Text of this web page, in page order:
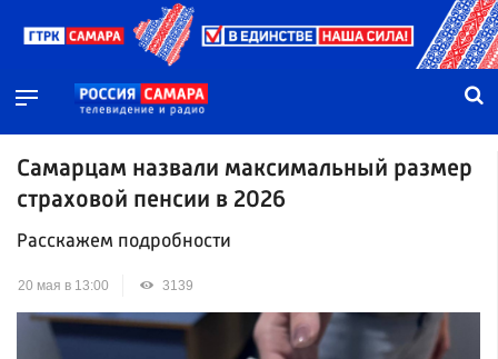
Самарцам назвали максимальный размер
страховой пенсии в 2026
Расскажем подробности
20 мая в 13:00 3139